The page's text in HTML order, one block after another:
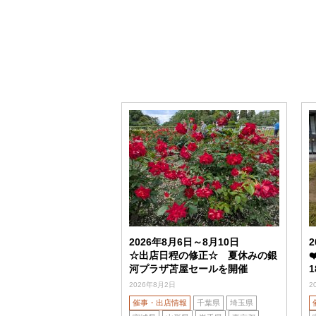
2026年8月6日～8月10日
☆出店日程の修正☆ 夏休みの銀
河プラザ苫屋セールを開催
2026年8月2日
催事・出店情報 千葉県
埼玉県